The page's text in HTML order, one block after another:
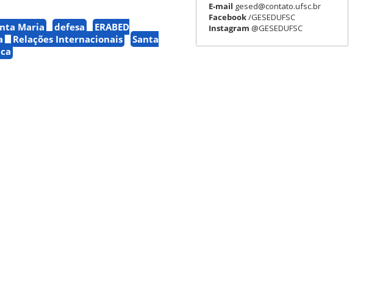
Maria defesa
ERABED
Relações Internacionais
Santa
E-mail gesed@contato.ufsc.br
Facebook/GESEDUFSC
Instagram @GESEDUFSC